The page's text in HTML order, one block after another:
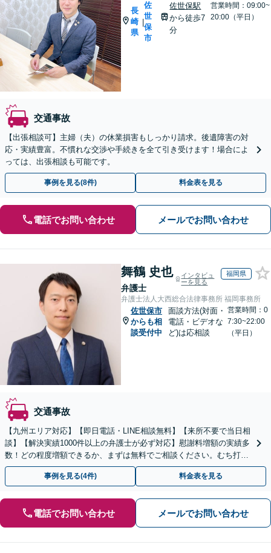
長
崎
県
|
佐
世
保
市
佐世保駅
から徒歩7
分
営業時間：09:00~
20:00（平日）
交通事故
【出張相談可】主婦（夫）の休業損害もしっかり請求。後遺障害の対
応・実績豊富。不慣れな交渉や手続きを全て引き受けます！場合によ
っては、出張相談も可能です。
事例を見る(8件) 料金表を見る
電話でお問い合わせ メールでお問い合わせ
舞鶴 史也
弁護士
インタビュ
ーを見る
福岡県
弁護士法人大西総合法律事務所 福岡事務所
佐世保市
からも相
談受付中
面談方法(対面・
電話・ビデオな
ど)は応相談
営業時間：0
7:30~22:00
（平日）
交通事故
【九州エリア対応】【即日電話・LINE相談無料】【来所不要で当日相
談】【解決実績1000件以上の弁護士が必ず対応】慰謝料増額の実績多
数！どの程度増額できるか、まずは無料でご相談ください。むち打
ち〜重大事故まで【弁護士費用特約の利用可】
事例を見る(4件) 料金表を見る
電話でお問い合わせ メールでお問い合わせ